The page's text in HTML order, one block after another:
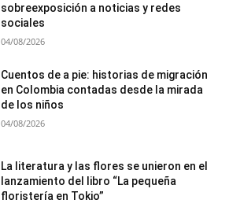
sobreexposición a noticias y redes
sociales
04/08/2026
Cuentos de a pie: historias de migración
en Colombia contadas desde la mirada
de los niños
04/08/2026
La literatura y las flores se unieron en el
lanzamiento del libro “La pequeña
floristería en Tokio”